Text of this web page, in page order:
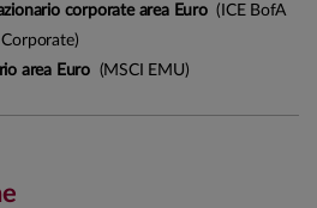
corporate area Euro(ICE BofA
area Euro (MSCI EMU)